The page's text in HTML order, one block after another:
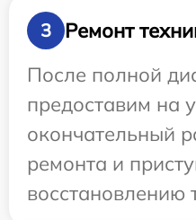
3
Ремонт
После полной
предоставим на
окончательный
ремонта и
восстановлению